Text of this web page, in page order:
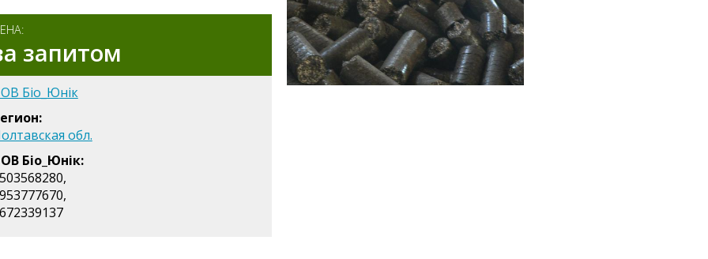
запитом
Біо_Юнік
обл.
Біо_Юнік: